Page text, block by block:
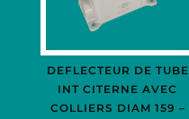
DEFLECTEUR DE TUBE
INT CITERNE AVEC
COLLIERS DIAM 159 –